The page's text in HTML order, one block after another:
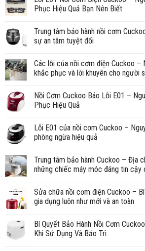
Phục Hiệu Quả Bạn Nên Biết
Trung tâm bảo hành nồi cơm
sự an tâm tuyệt đối
Các lỗi của nồi cơm điện Cuckoo –
khắc phục và lời khuyên cho người
Nồi Cơm Cuckoo Báo Lỗi E01 –
Phục Hiệu Quả
Lỗi E01 của nồi cơm Cuckoo –
phòng ngừa hiệu quả
Trung tâm bảo hành Cuckoo – Địa
những chiếc máy móc đáng tin cậy
Sửa chữa nồi cơm điện Cuckoo –
gia dụng luôn như mới và an toàn
Bí Quyết Bảo Hành Nồi Cơm
Khi Sử Dụng Và Bảo Trì